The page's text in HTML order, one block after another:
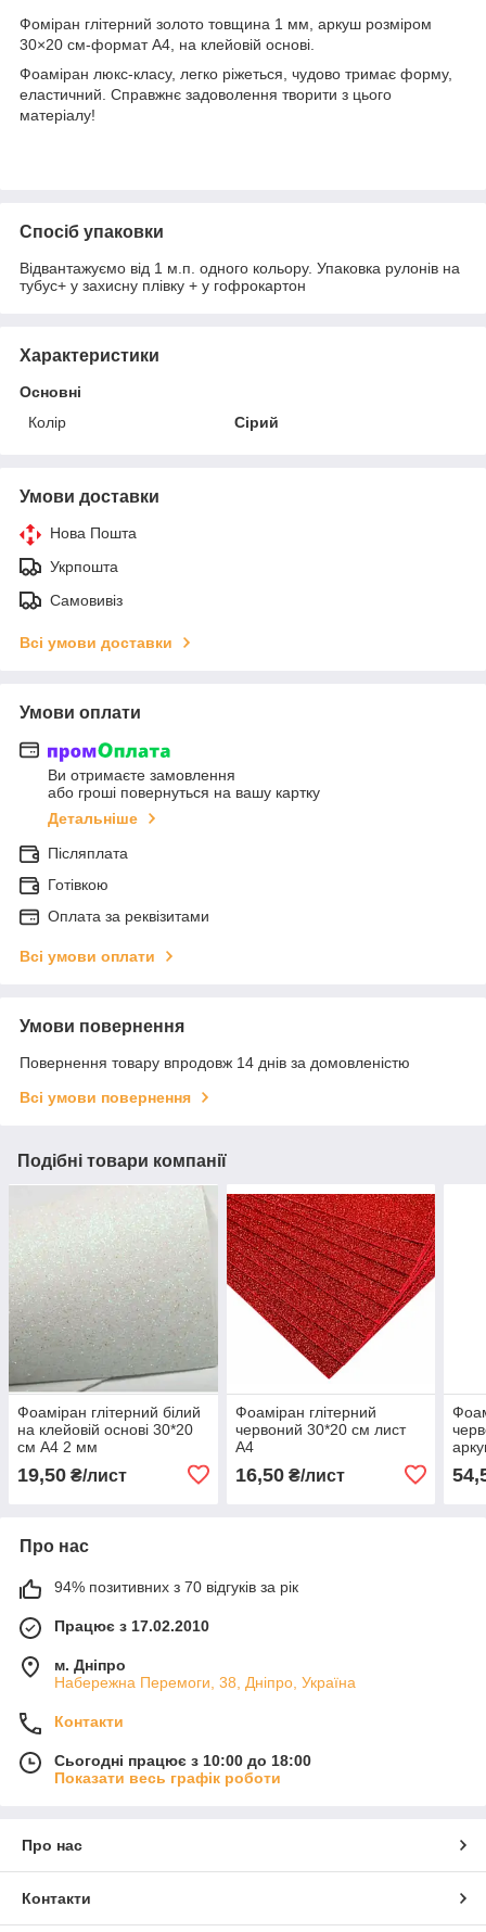
Фоміран глітерний золото товщина 1 мм, аркуш розміром
30×20 см-формат А4, на клейовій основі.
Фоаміран люкс-класу, легко ріжеться, чудово тримає форму,
еластичний. Справжнє задоволення творити з цього
матеріалу!
Спосіб упаковки
Відвантажуємо від 1 м.п. одного кольору. Упаковка рулонів на
тубус+ у захисну плівку + у гофрокартон
Характеристики
Основні
Колір
Сірий
Умови доставки
Нова Пошта
Укрпошта
Самовивіз
Всі умови доставки
Умови оплати
Ви отримаєте замовлення
або гроші повернуться на вашу картку
Детальніше
Післяплата
Готівкою
Оплата за реквізитами
Всі умови оплати
Умови повернення
Повернення товару впродовж 14 днів за домовленістю
Всі умови повернення
Подібні товари компанії
Фоаміран глітерний білий
на клейовій основі 30*20
см А4 2 мм
19,50 ₴/лист
Фоаміран глітерний
червоний 30*20 см лист
А4
16,50₴/лист
Про нас
94% позитивних з 70 відгуків за рік
Працює з 17.02.2010
м. Дніпро
Набережна Перемоги, 38, Дніпро, Україна
Контакти
Сьогодні працює з 10:00 до 18:00
Показати весь графік роботи
Про нас
Контакти